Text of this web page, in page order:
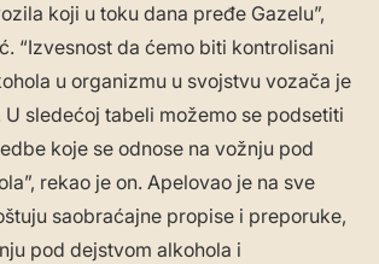
koji u toku dana pređe Gazelu”,
“Izvesnost da ćemo biti kontrolisani
u organizmu u svojstvu vozača je
sledećoj tabeli možemo se podsetiti
koje se odnose na vožnju pod
rekao je on. Apelovao je na sve
saobraćajne propise i preporuke,
pod dejstvom alkohola i